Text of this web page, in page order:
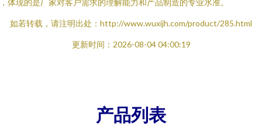
体现的是厂家对客户需求的理解能力和产品制造的专业水准。
如若转载，请注明出处：http://www.wuxijh.com/product/285.html
更新时间：2026-08-04 04:00:19
产品列表